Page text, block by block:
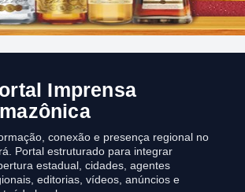
Imprensa
conexão e presença regional no
Portal estruturado para integrar
estadual, cidades, agentes
editorias, vídeos, anúncios e